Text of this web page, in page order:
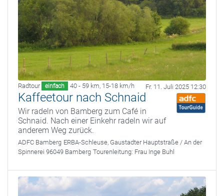
Radtour einfach 40 - 59 km, 15-18 km/h Fr. 11. Juli 2025 12:30
Kaffeetour nach Schnaid
Wir radeln von Bamberg zum Café in
Schnaid. Nach einer Einkehr radeln wir auf
anderem Weg zurück.
ADFC Bamberg ERBA-Schleuse, Gaustadter Hauptstraße / An der
Spinnerei 96049 Bamberg Tourenleitung: Frau Inge Buhl